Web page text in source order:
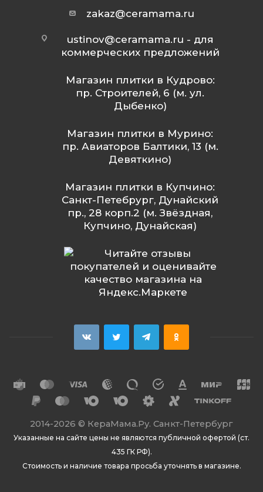
zakaz@ceramama.ru
ustinov@ceramama.ru - для
коммерческих предложений
Магазин плитки в Кудрово:
пр. Строителей, 6 (м. ул.
Дыбенко)
Магазин плитки в Мурино:
пр. Авиаторов Балтики, 13 (м.
Девяткино)
Магазин плитки в Купчино:
Санкт-Петебрург, Дунайский
пр., 28 корп.2 (м. Звёздная,
Купчино, Дунайская)
2014-2026 © КераМама.Ру. Санкт-Петербург
Указанные на сайте цены не являются публичной офертой (ст.
435 ГК РФ).
Стоимость и наличие товара просьба уточнять в магазине.